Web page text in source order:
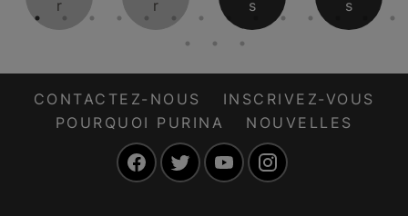
r
r
s
s
CONTACTEZ-NOUS
INSCRIVEZ-VOUS
POURQUOI PURINA
NOUVELLES
FacebookTwitter YouTube